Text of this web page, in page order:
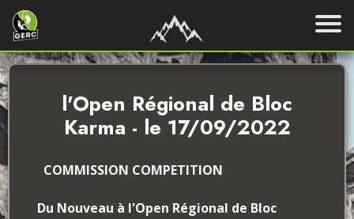
l'Open Régional de Bloc
Karma - le 17/09/2022
COMMISSION COMPETITION
Du Nouveau à l'Open Régional de Bloc